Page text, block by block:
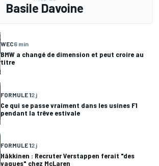
Basile Davoine
WEC6 min
BMW a changé de dimension et peut croire au
titre
FORMULE 12 j
Ce qui se passe vraiment dans les usines F1
pendant la trêve estivale
FORMULE 12 j
Häkkinen : Recruter Verstappen ferait "des
vagues" chez McLaren